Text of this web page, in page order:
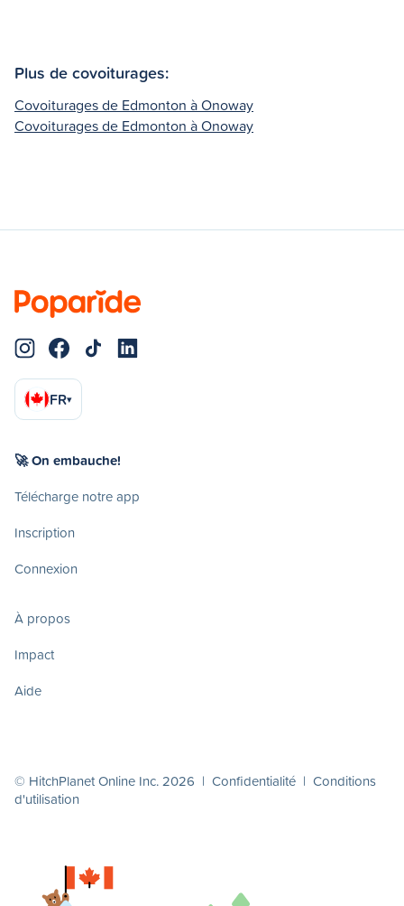
Plus de covoiturages:
Covoiturages de Edmonton à Onoway
Covoiturages de Edmonton à Onoway
FR▾
🚀 On embauche!
Télécharge notre app
Inscription
Connexion
À propos
Impact
Aide
© HitchPlanet Online Inc. 2026 | Confidentialité | Conditions
d'utilisation